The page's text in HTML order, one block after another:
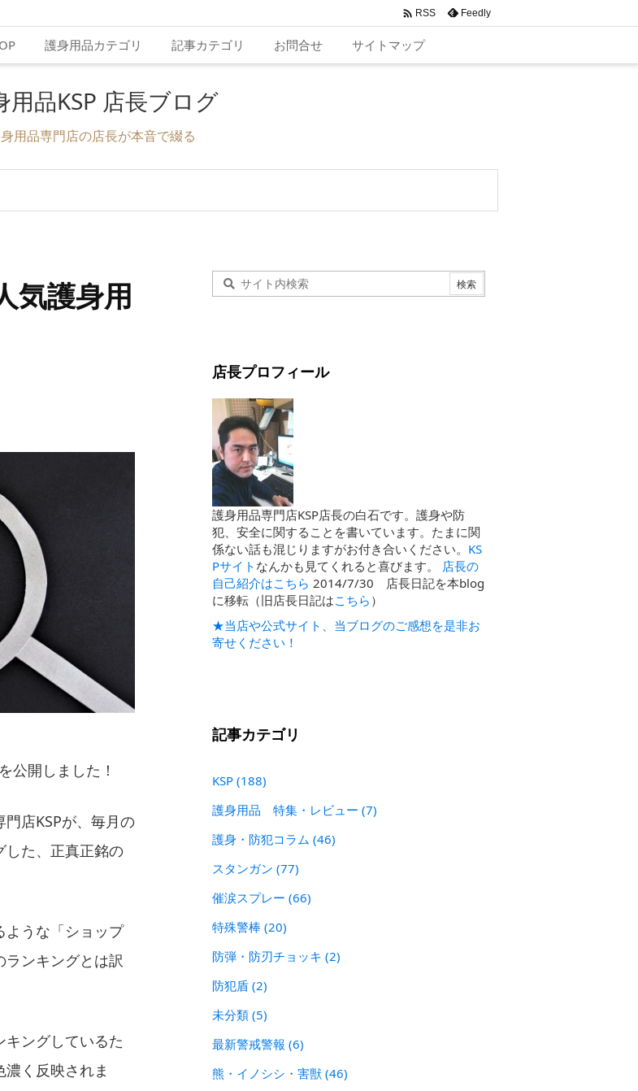
護身用品カテゴリ 記事カテゴリ お問合せ サイトマップ
 RSS Feedly
用品KSP 店長ブログ
用品専門店の店長が本音で綴る
気護身用
を公開しました！
店KSPが、毎月の
した、正真正銘の
ような「ショップ
ンキングとは訳
ングしているた
く反映されま
店長プロフィール
護身用品専門店KSP店長の白石です。護身や防
犯、安全に関することを書いています。たまに関
係ない話も混じりますがお付き合いください。 KS
Pサイト なんかも見てくれると喜びます。 店長の
自己紹介はこちら 2014/7/30 店長日記を本blog
に移転（旧店長日記はこちら ）
★当店や公式サイト、当ブログのご感想を是非お
寄せください！
記事カテゴリ
KSP (188)
護身用品 特集・レビュー (7)
護身・防犯コラム (46)
スタンガン (77)
催涙スプレー (66)
特殊警棒 (20)
防弾・防刃チョッキ (2)
防犯盾 (2)
未分類 (5)
最新警戒警報 (6)
熊・イノシシ・害獣 (46)